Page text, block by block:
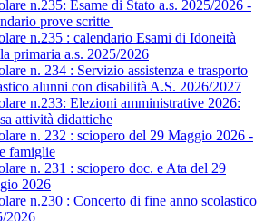
n.235: Esame di Stato a.s. 2025/2026 -
prove scritte
n.235 : calendario Esami di Idoneità
primaria a.s. 2025/2026
n. 234 : Servizio assistenza e trasporto
alunni con disabilità A.S. 2026/2027
n.233: Elezioni amministrative 2026:
attività didattiche
n. 232 : sciopero del 29 Maggio 2026 -
famiglie
n. 231 : sciopero doc. e Ata del 29
2026
n.230 : Concerto di fine anno scolastico
2026